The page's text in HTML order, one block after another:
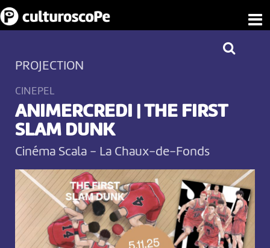
PROJECTION
CINEPEL
ANIMERCREDI | THE FIRST
SLAM DUNK
Cinéma Scala - La Chaux-de-Fonds